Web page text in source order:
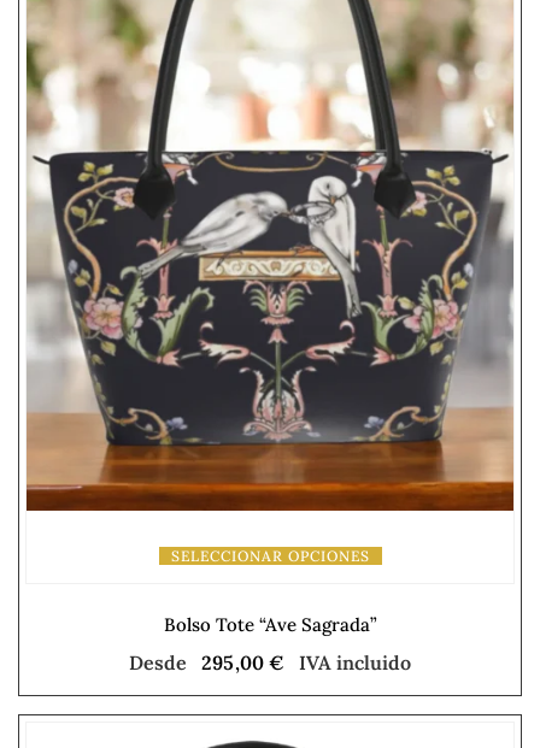
SELECCIONAR OPCIONES
Bolso Tote “Ave Sagrada”
Desde 295,00 € IVA incluido